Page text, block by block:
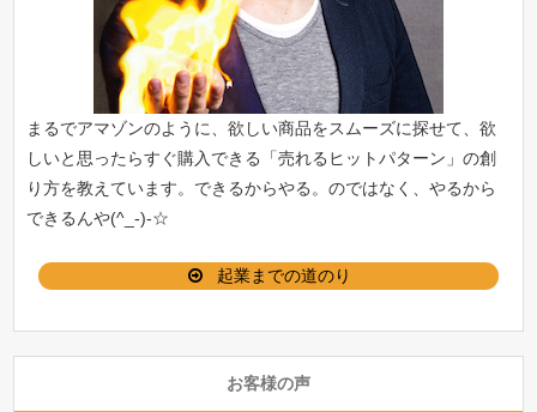
まるでアマゾンのように、欲しい商品をスムーズに探せて、欲
しいと思ったらすぐ購入できる「売れるヒットパターン 」の創
り方を教えています。できるからやる。のではなく、やるから
できるんや(^_-)-☆
起業までの道のり
お客様の声